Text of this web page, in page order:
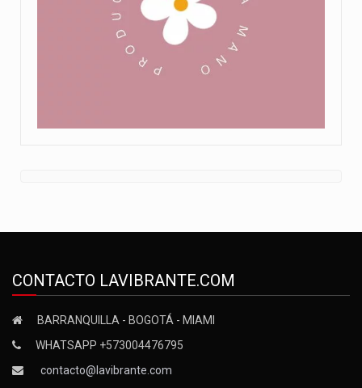
CONTACTO LAVIBRANTE.COM
BARRANQUILLA - BOGOTÁ - MIAMI
WHATSAPP +573004476795
contacto@lavibrante.com